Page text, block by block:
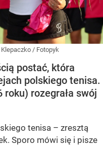
Klepaczko / Fotopyk
postać, która
polskiego tenisa.
rozegrała swój
tenisa – zresztą
Sporo mówi się i pisze